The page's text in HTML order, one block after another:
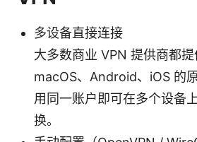
多设备直接连接
大多数商业 VPN 提供商都提
macOS、Android、iOS 的
用同一账户即可在多个设备
换。